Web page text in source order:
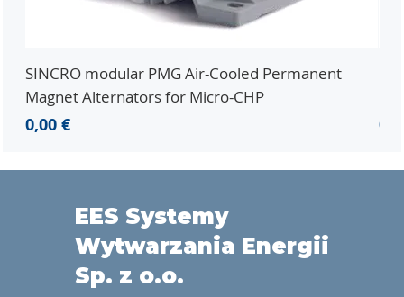
SINCRO modular PMG Air-Cooled Permanent
Magnet Alternators for Micro-CHP
Cena
0,00 €
EES Systemy
Wytwarzania Energii
Sp. z o.o.